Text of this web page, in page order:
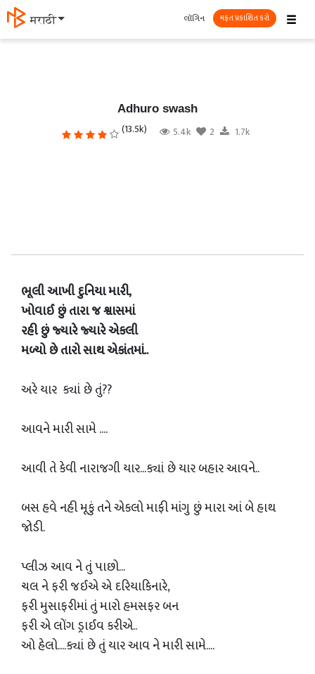
தமிழ் ☰
લૉગિન મફત પ્રકાશિત કરો
Adhuro swash
(13.5k) 5.4k 2 1.7k
ભૂલી આખી દુનિયા મારી,
ખોવાઈ છું તારા જ શ્વાસમાં
રહી છું જ્યારે જ્યારે એકલી
મળ્યો છે તારો સાથ એકાંતમાં..
અરે યાર ક્યાં છે તું??
આવને મારી સામે ....
આવી તે કેવી નારાજગી યાર...ક્યાં છે યાર બહાર આવને..
બસ હવે નહી મૂકું તને એકલો માફી માંગુ છું મારા આં બે હાથ
જોડી.
પ્લીઝ આવ ને તું પાછો...
ચલ ને ફરી જઈએ એ દરિયાકિનારે,
ફરી મુસાફરીમાં તું મારો હમસફર બન
ફરી એ લોંગ ડ્રાઈવ કરીએ..
ઓ હેલો....ક્યાં છે તું યાર આવ ને મારી સામે....